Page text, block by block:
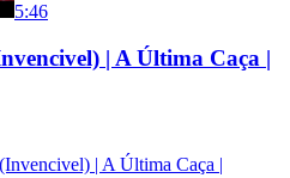
5:46
| A Última Caça |
| A Última Caça |